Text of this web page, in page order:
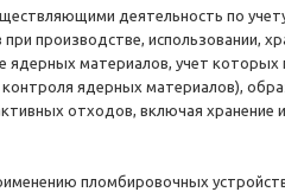
деятельность по
производстве, использовании,
ядерных материалов, учет которых
ядерных материалов),
отходов, включая хранение
пломбировочных